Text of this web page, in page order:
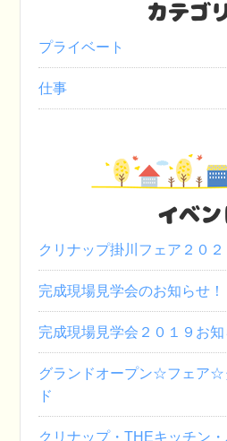
カテゴ
プライベート
仕事
イベン
クリナップ掛川フェア２０２
完成現場見学会のお知らせ！
完成現場見学会２０１９お
グランドオープン☆フェア☆
ド
クリナップ・THEキッチン・